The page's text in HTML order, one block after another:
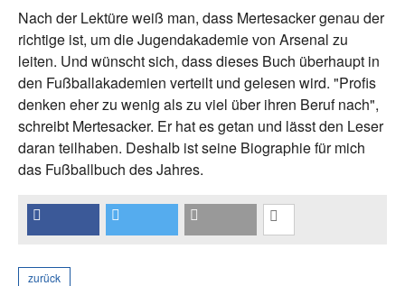
Nach der Lektüre weiß man, dass Mertesacker genau der
richtige ist, um die Jugendakademie von Arsenal zu
leiten. Und wünscht sich, dass dieses Buch überhaupt in
den Fußballakademien verteilt und gelesen wird. "Profis
denken eher zu wenig als zu viel über ihren Beruf nach",
schreibt Mertesacker. Er hat es getan und lässt den Leser
daran teilhaben. Deshalb ist seine Biographie für mich
das Fußballbuch des Jahres.
zurück